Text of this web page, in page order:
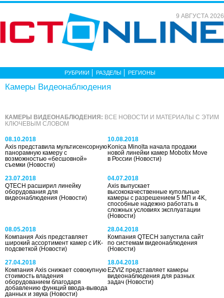
9 АВГУСТА 2026
РУБРИКИ РАЗДЕЛЫ РЕГИОНЫ
Камеры Видеонаблюдения
КАМЕРЫ ВИДЕОНАБЛЮДЕНИЯ: ВСЕ НОВОСТИ И МАТЕРИАЛЫ С ЭТИМ
КЛЮЧЕВЫМ СЛОВОМ
08.10.2018
Axis представила мультисенсорную
панорамную камеру с
возможностью «бесшовной»
съемки (Новости)
10.08.2018
Konica Minolta начала продажи
новой линейки камер Mobotix Move
в России(Новости)
23.07.2018
QTECH расширил линейку
оборудования для
видеонаблюдения (Новости)
04.07.2018
Axis выпускает
высококачественные купольные
камеры с разрешением 5 МП и 4K,
способные надежно работать в
сложных условиях эксплуатации
(Новости)
08.05.2018
Компания Axis представляет
широкий ассортимент камер с ИК-
подсветкой (Новости)
28.04.2018
Компания QTECH запустила сайт
по системам видеонаблюдения
(Новости)
27.04.2018
Компания Axis снижает совокупную
стоимость владения
оборудованием благодаря
добавлению функций ввода-вывода
данных и звука (Новости)
18.04.2018
EZVIZ представляет камеры
видеонаблюдения для разных
задач(Новости)